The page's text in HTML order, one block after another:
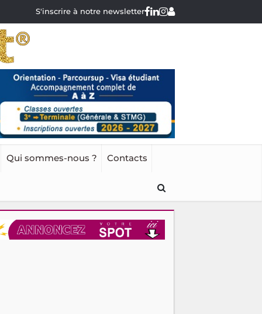
S'inscrire à notre newsletter
Qui sommes-nous ? Contacts